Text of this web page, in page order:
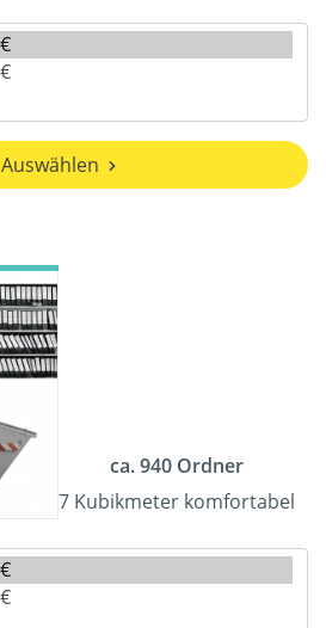
Auswählen
ca. 940 Ordner
7 Kubikmeter komfortabel